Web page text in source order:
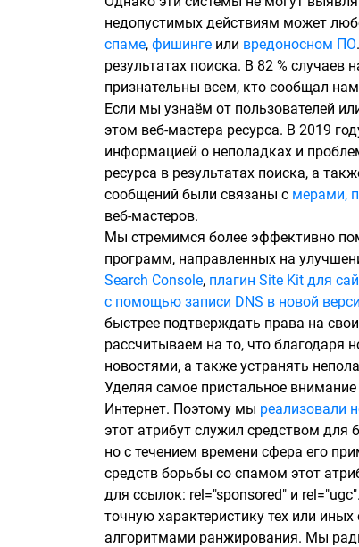
недопустимых действиям может
спаме, фишинге или вредоносном ПО
результатах поиска. В 82 %
признательны всем, кто сообщал
Если мы узнаём от пользователей
этом веб-мастера ресурса. В 2019
информацией о неполадках и
ресурса в результатах поиска, а
сообщений были связаны с мерами,
веб-мастеров.
Мы стремимся более эффективно
программ, направленных на
Search Console, плагин Site Kit для
с помощью записи DNS в новой
быстрее подтверждать права на
рассчитываем на то, что благодаря
новостями, а также устранять
Уделяя самое пристальное
Интернет. Поэтому мы реализовали
этот атрибут служил средством
но с течением времени сфера его
средств борьбы со спамом этот
для ссылок: rel="sponsored" и
точную характеристику тех или
алгоритмами ранжирования. Мы